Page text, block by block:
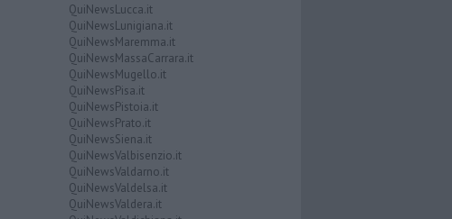
QuiNewsLucca.it
QuiNewsLunigiana.it
QuiNewsMaremma.it
QuiNewsMassaCarrara.it
QuiNewsMugello.it
QuiNewsPisa.it
QuiNewsPistoia.it
QuiNewsPrato.it
QuiNewsSiena.it
QuiNewsValbisenzio.it
QuiNewsValdarno.it
QuiNewsValdelsa.it
QuiNewsValdera.it